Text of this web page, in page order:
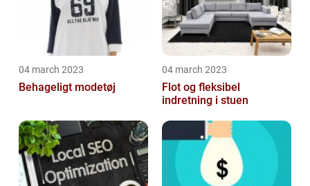
04 march 2023
Behageligt modetøj
04 march 2023
Flot og fleksibel
indretning i stuen